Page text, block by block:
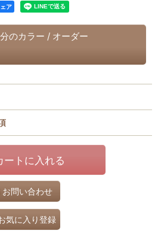
ア
のカラー / オーダー
ートに入れる
お問い合わせ
気に入り登録